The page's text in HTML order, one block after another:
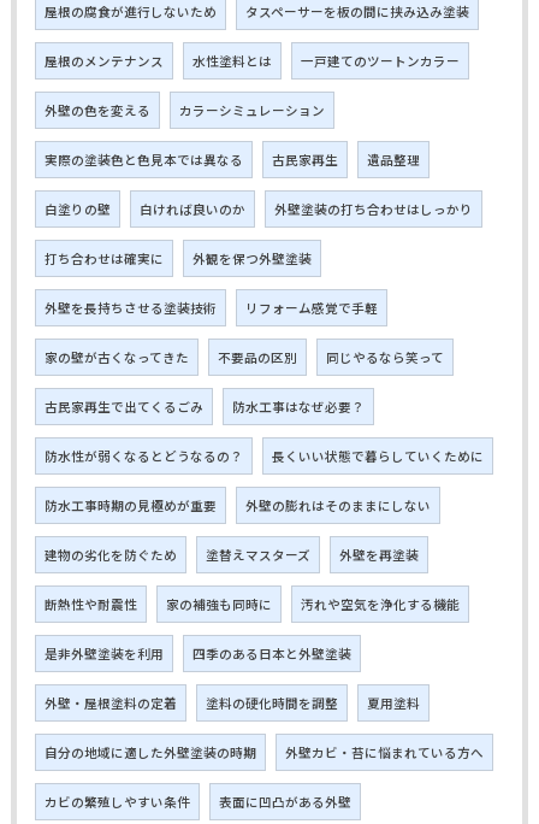
屋根の腐食が進行しないため タスペーサーを板の間に挟み込み塗装
屋根のメンテナンス 水性塗料とは 一戸建てのツートンカラー
外壁の色を変える カラーシミュレーション
実際の塗装色と色見本では異なる 古民家再生 遺品整理
白塗りの壁 白ければ良いのか 外壁塗装の打ち合わせはしっかり
打ち合わせは確実に 外観を保つ外壁塗装
外壁を長持ちさせる塗装技術 リフォーム感覚で手軽
家の壁が古くなってきた 不要品の区別 同じやるなら笑って
古民家再生で出てくるごみ 防水工事はなぜ必要？
防水性が弱くなるとどうなるの？ 長くいい状態で暮らしていくために
防水工事時期の見極めが重要 外壁の膨れはそのままにしない
建物の劣化を防ぐため 塗替えマスターズ 外壁を再塗装
断熱性や耐震性 家の補強も同時に 汚れや空気を浄化する機能
是非外壁塗装を利用 四季のある日本と外壁塗装
外壁・屋根塗料の定着 塗料の硬化時間を調整 夏用塗料
自分の地域に適した外壁塗装の時期 外壁カビ・苔に悩まれている方へ
カビの繁殖しやすい条件 表面に凹凸がある外壁